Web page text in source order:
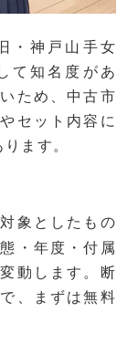
・神戸山手女
て知名度があ
ため、中古市
セット内容に
ます。
象としたもの
・年度・付属
動します。断
、まずは無料